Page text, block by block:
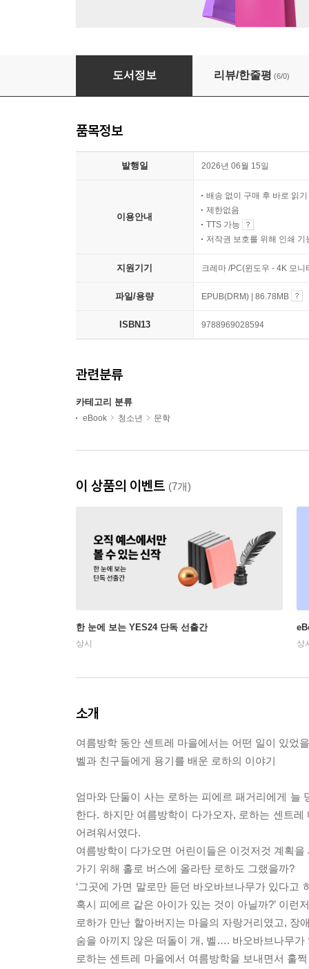
도서정보 리뷰/한줄평 (6/0)
품목정보
발행일 2026년 06월 15일
이용안내
배송 없이 구매 후 바로 읽기
제한없음
TTS 가능
저작권 보호를 위해 인쇄 기
지원기기 크레마 /PC(윈도우 - 4K 모
파일/용량 EPUB(DRM) | 86.78MB
ISBN13 9788969028594
관련분류
카테고리 분류
eBook 청소년 문학
이 상품의 이벤트 (7개)
한 눈에 보는 YES24 단독 선출간
상시 상
소개
여름방학 동안 센트레 마을에서는 어떤 일이 있었
벨과 친구들에게 용기를 배운 로하의 이야기
엄마와 단둘이 사는 로하는 피에르 패거리에게 늘
한다. 하지만 여름방학이 다가오자, 로하는 센트
어려워서였다.
여름방학이 다가오면 어린이들은 이것저것 계획
가기 위해 홀로 버스에 올라탄 로하도 그랬을까?
‘그곳에 가면 말로만 듣던 바오바브나무가 있다
혹시 피에르 같은 아이가 있는 것이 아닐까?’ 이런
로하가 만난 할아버지는 마을의 자랑거리였고, 장
숨을 아끼지 않은 떠돌이 개, 벨…. 바오바브나무
로하는 센트레 마을에서 여름방학을 보내면서 훌